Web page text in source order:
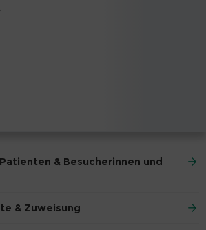
& Besucherinnen und
& Zuweisung